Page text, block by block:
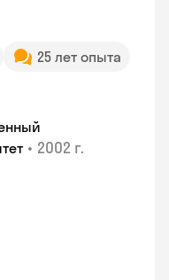
25 лет опыта
• 2002 г.